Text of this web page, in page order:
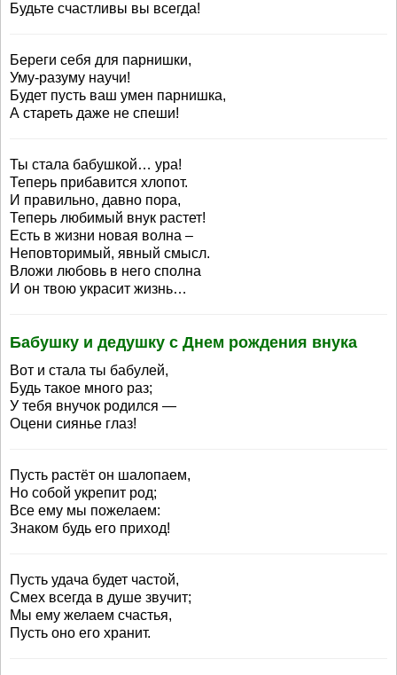
Будьте счастливы вы всегда!
Береги себя для парнишки,
Уму-разуму научи!
Будет пусть ваш умен парнишка,
А стареть даже не спеши!
Ты стала бабушкой… ура!
Теперь прибавится хлопот.
И правильно, давно пора,
Теперь любимый внук растет!
Есть в жизни новая волна –
Неповторимый, явный смысл.
Вложи любовь в него сполна
И он твою украсит жизнь…
Бабушку и дедушку с Днем рождения внука
Вот и стала ты бабулей,
Будь такое много раз;
У тебя внучок родился —
Оцени сиянье глаз!
Пусть растёт он шалопаем,
Но собой укрепит род;
Все ему мы пожелаем:
Знаком будь его приход!
Пусть удача будет частой,
Смех всегда в душе звучит;
Мы ему желаем счастья,
Пусть оно его хранит.